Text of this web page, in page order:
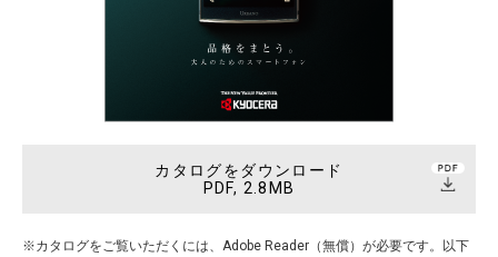
カタログをダウンロード
PDF, 2.8MB
カタログをご覧いただくには、Adobe Reader（無償）が必要です。以下